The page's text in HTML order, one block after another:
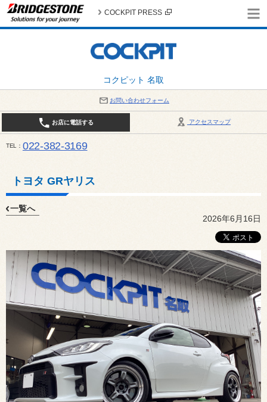
コクピット 名取
COCKPIT PRESS
お問い合わせフォーム
アクセスマップ
お店に電話する
TEL 022-382-3169
トヨタ GRヤリス
一覧へ
2026年6月16日